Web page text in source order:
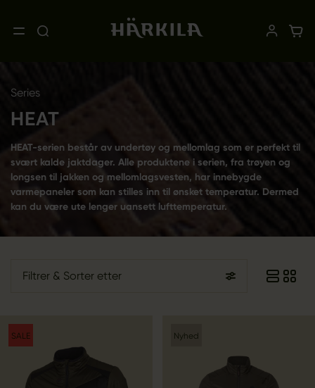
Series
HEAT
HEAT-serien består av undertøy og mellomlag som er perfekt til
svært kalde jaktdager. Alle produktene i serien, fra trøyen og
longsen til jakken og mellomlagsvesten, har innebygde
varmepaneler som kan stilles inn til ønsket temperatur. Dermed
kan du være ute lenger uansett lufttemperatur.
Filtrer & Sorter etter
SALE Nyhed